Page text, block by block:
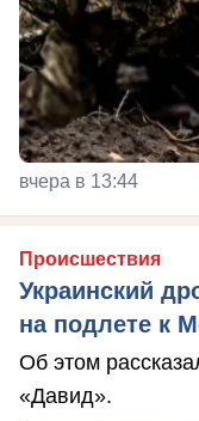
вчера в 13:44
Происшествия
Украинский
на подлете к
Об этом
«Давид».